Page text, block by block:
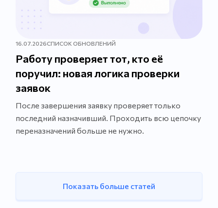
16.07.2026СПИСОК ОБНОВЛЕНИЙ
Работу проверяет тот, кто её
поручил: новая логика проверки
заявок
После завершения заявку проверяет только
последний назначивший. Проходить всю цепочку
переназначений больше не нужно.
Показать больше статей